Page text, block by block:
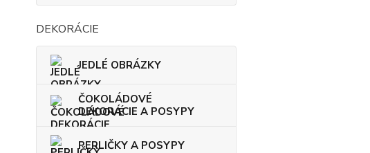
DEKORÁCIE
JEDLÉ OBRÁZKY
ČOKOLÁDOVÉ
DEKORÁCIE A POSYPY
PERLIČKY A POSYPY